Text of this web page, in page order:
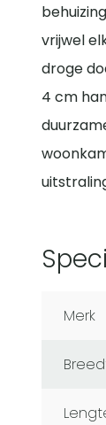
vrijwel
droge
4 cm
Merk